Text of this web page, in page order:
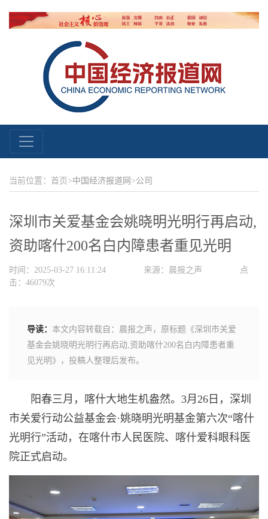
当前位置：首页>中国经济报道网 >公司
深圳市关爱基金会姚晓明光明行再启动,
资助喀什200名白内障患者重见光明
时间：2025-03-27 16:11:24 来源：晨报之声
点
击：46079次
导读： 本文内容转载自：晨报之声，原标题《深圳市关爱
基金会姚晓明光明行再启动,资助喀什200名白内障患者重
见光明》，投稿人整理后发布。
阳春三月，喀什大地生机盎然。3月26日，深圳
市关爱行动公益基金会·姚晓明光明基金第六次“喀什
光明行”活动，在喀什市人民医院、喀什爱科眼科医
院正式启动。